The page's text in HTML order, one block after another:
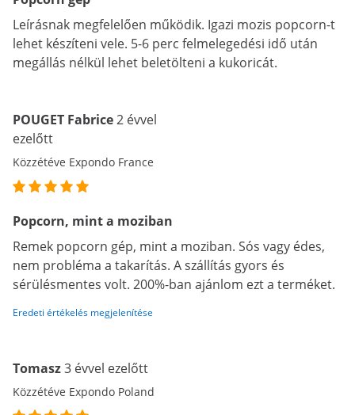
Leírásnak megfelelően működik. Igazi mozis popcorn-t
lehet készíteni vele. 5-6 perc felmelegedési idő után
megállás nélkül lehet beletölteni a kukoricát.
POUGET Fabrice2 évvel
ezelőtt
Közzétéve Expondo France
Popcorn, mint a moziban
Remek popcorn gép, mint a moziban. Sós vagy édes,
nem probléma a takarítás. A szállítás gyors és
sérülésmentes volt. 200%-ban ajánlom ezt a terméket.
Eredeti értékelés megjelenítése
Tomasz3 évvel ezelőtt
Közzétéve Expondo Poland